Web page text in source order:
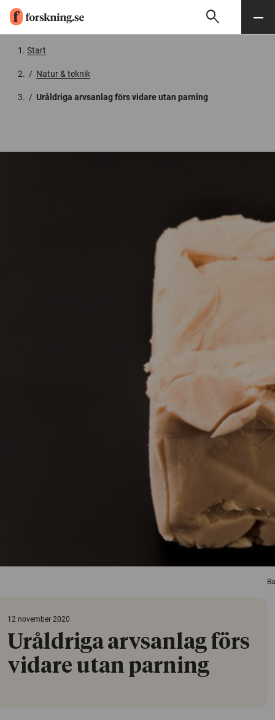
Söksearch Meny
Start
/ Natur & teknik
/ Uråldriga arvsanlag förs vidare utan parning
12 november 2020
Uråldriga arvsanlag förs
vidare utan parning